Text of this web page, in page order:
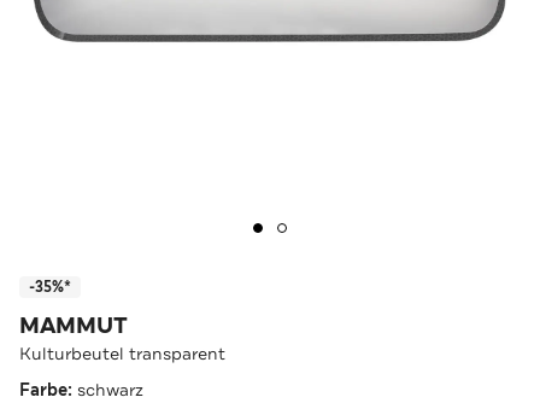
-35%*
MAMMUT
Kulturbeutel transparent
Farbe: schwarz